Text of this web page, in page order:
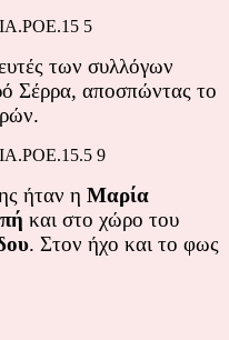
των συλλόγων
Σέρρα, αποσπώντας το
ήταν η Μαρία
και στο χώρο του
. Στον ήχο και το φως